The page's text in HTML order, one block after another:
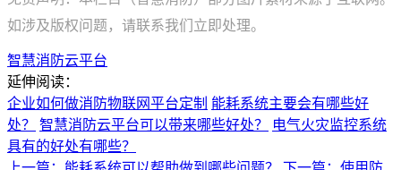
如涉及版权问题，请联系我们立即处理。
智慧消防云平台
延伸阅读：
企业如何做消防物联网平台定制 能耗系统主要会有哪些好
处？
智慧消防云平台可以带来哪些好处？
电气火灾监控系统
具有的好处有哪些？